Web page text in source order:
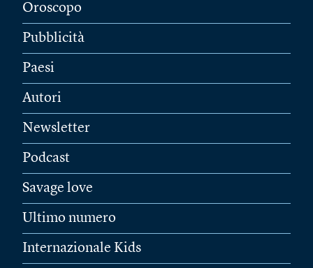
Oroscopo
Pubblicità
Paesi
Autori
Newsletter
Podcast
Savage love
Ultimo numero
Internazionale Kids